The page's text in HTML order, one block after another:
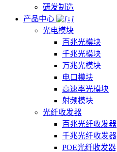
研发制造
产品中心
光电模块
百兆光模块
千兆光模块
万兆光模块
电口模块
高速率光模块
射频模块
光纤收发器
百兆光纤收发器
千兆光纤收发器
POE光纤收发器